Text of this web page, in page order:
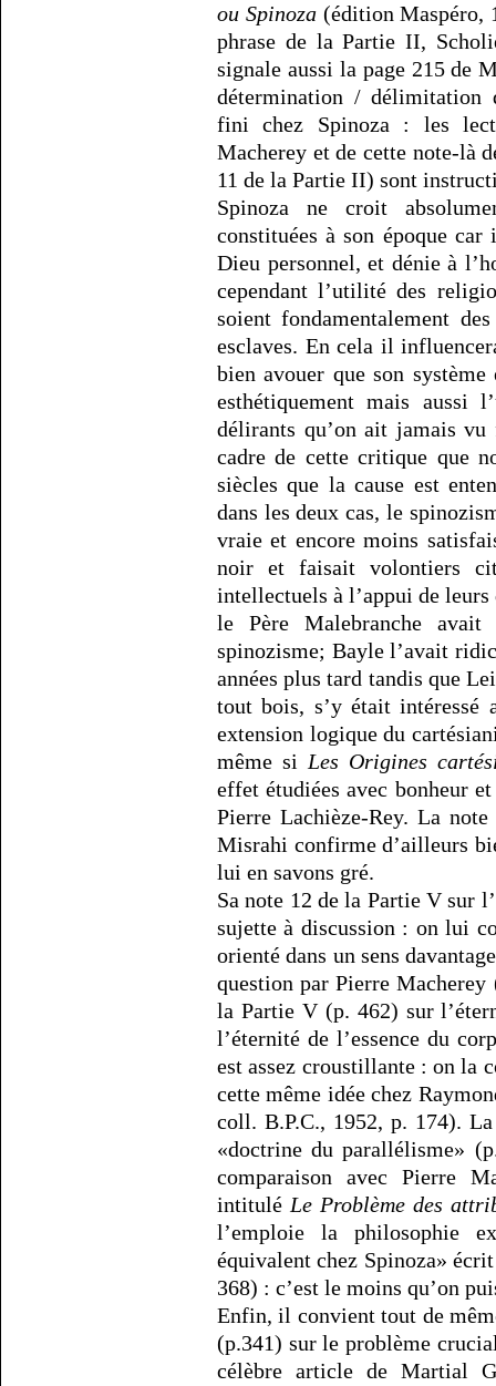
ou Spinoza(édition Maspéro,
phrase de la Partie II,
signale aussi la page 215 de
détermination / délimitation
fini chez Spinoza : les
Macherey et de cette note-là
11 de la Partie II) sont
Spinoza ne croit
constituées à son époque
Dieu personnel, et dénie à
cependant l’utilité des
soient fondamentalement
esclaves. En cela il
bien avouer que son
esthétiquement mais aussi
délirants qu’on ait jamais
cadre de cette critique que
siècles que la cause est
dans les deux cas, le
vraie et encore moins
noir et faisait volontiers
intellectuels à l’appui de
le Père Malebranche
spinozisme; Bayle l’avait
années plus tard tandis que
tout bois, s’y était intéressé
extension logique du
même si Les Origines
effet étudiées avec bonheur
Pierre Lachièze-Rey. La
Misrahi confirme d’ailleurs
lui en savons gré.
Sa note 12 de la Partie V sur
sujette à discussion : on lui
orienté dans un sens
question par Pierre Macherey
la Partie V (p. 462) sur
l’éternité de l’essence du
est assez croustillante : on la
cette même idée chez
coll. B.P.C., 1952, p. 174).
«doctrine du parallélisme»
comparaison avec Pierre
intitulé Le Problème des
l’emploie la philosophie
équivalent chez Spinoza»
368) : c’est le moins qu’on
Enfin, il convient tout de
(p.341) sur le problème
célèbre article de Martial